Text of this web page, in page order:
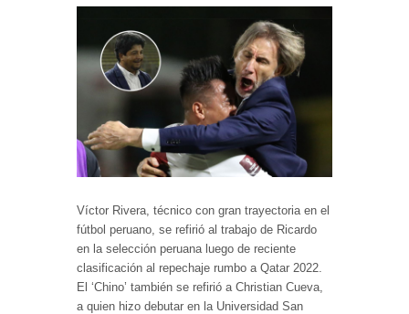
Víctor Rivera, técnico con gran trayectoria en el
fútbol peruano, se refirió al trabajo de Ricardo
en la selección peruana luego de reciente
clasificación al repechaje rumbo a Qatar 2022.
El ‘Chino’ también se refirió a Christian Cueva,
a quien hizo debutar en la Universidad San